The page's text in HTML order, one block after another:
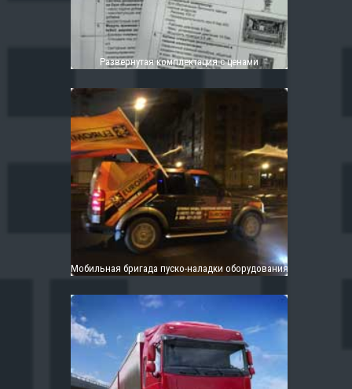
Развернутая комплектация с ценами
Мобильная бригада пуско-наладки оборудования